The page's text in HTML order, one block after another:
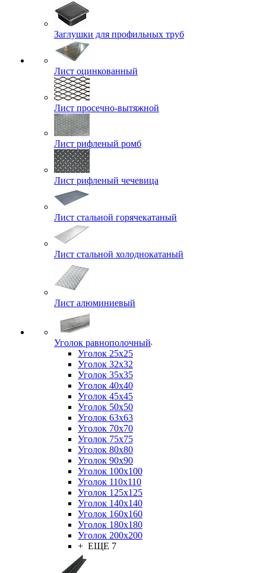
Заглушки для профильных труб
Лист оцинкованный
Лист просечно-вытяжной
Лист рифленый ромб
Лист рифленый чечевица
Лист стальной горячекатаный
Лист стальной холоднокатаный
Лист алюминиевый
Уголок равнополочный
Уголок 25x25
Уголок 32x32
Уголок 35x35
Уголок 40x40
Уголок 45x45
Уголок 50х50
Уголок 63х63
Уголок 70х70
Уголок 75x75
Уголок 80х80
Уголок 90х90
Уголок 100х100
Уголок 110х110
Уголок 125х125
Уголок 140х140
Уголок 160х160
Уголок 180х180
Уголок 200х200
+ ЕЩЕ 7